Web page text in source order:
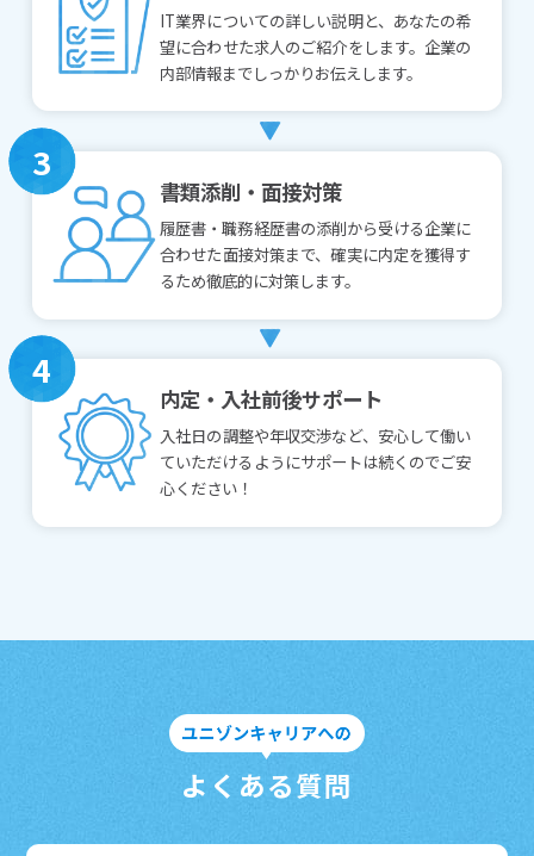
IT業界についての詳しい説明と、あなたの希
望に合わせた求人のご紹介をします。企業の
内部情報までしっかりお伝えします。
3
書類添削・面接対策
履歴書・職務経歴書の添削から受ける企業に
合わせた面接対策まで、確実に内定を獲得す
るため徹底的に対策します。
4
内定・入社前後サポート
入社日の調整や年収交渉など、安心して働い
ていただけるようにサポートは続くのでご安
心ください！
よくある質問